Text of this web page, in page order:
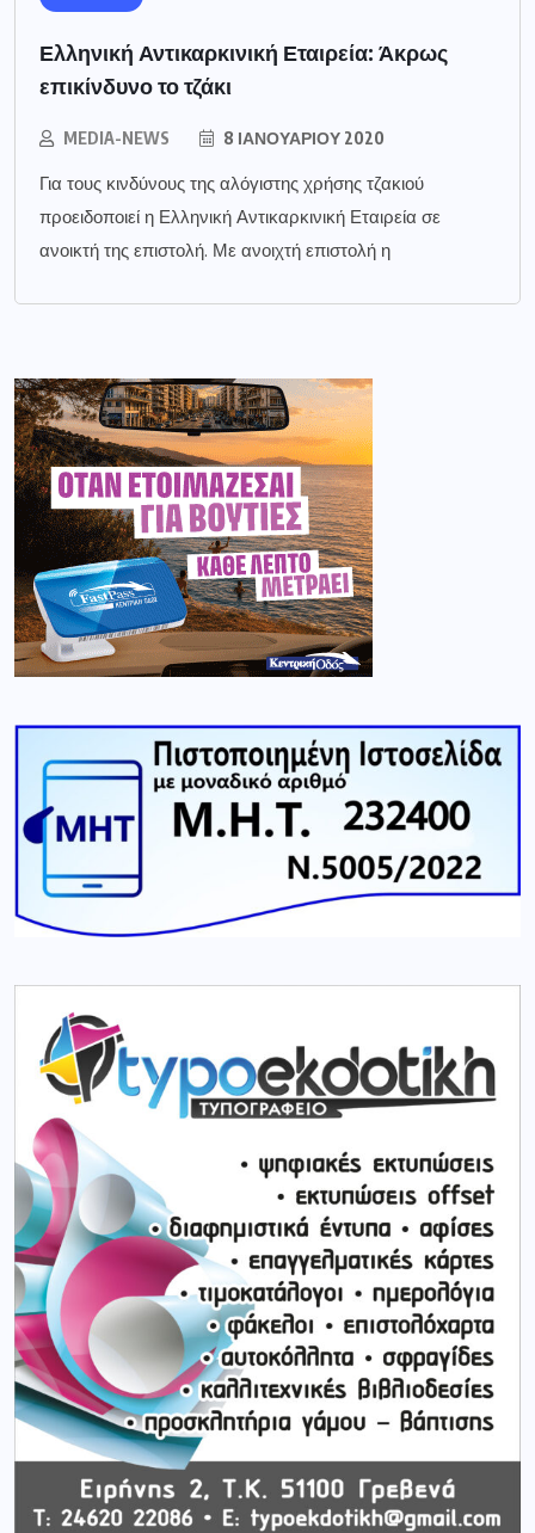
Ελληνική Αντικαρκινική Εταιρεία: Άκρως
επικίνδυνο το τζάκι
MEDIA-NEWS 8 ΙΑΝΟΥΑΡΊΟΥ 2020
Για τους κινδύνους της αλόγιστης χρήσης τζακιού
προειδοποιεί η Ελληνική Αντικαρκινική Εταιρεία σε
ανοικτή της επιστολή. Με ανοιχτή επιστολή η